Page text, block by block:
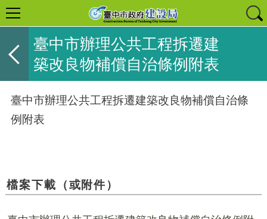
臺中市辦理公共工程拆遷建
築改良物補償自治條例附表
臺中市辦理公共工程拆遷建築改良物補償自治條
例附表
檔案下載（或附件）